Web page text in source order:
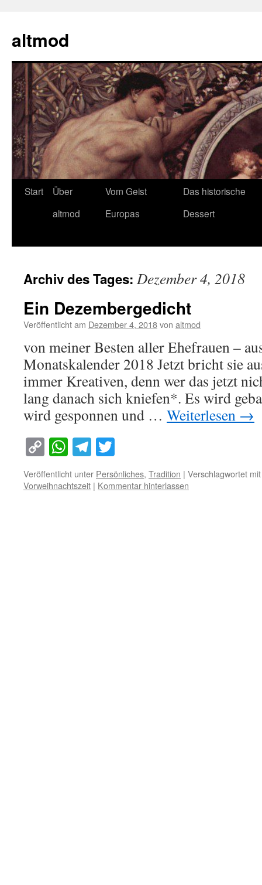
springen
altmod
Start
Über
altmod
Vom Geist
Europas
Das historische
Dessert
Archiv des Tages: Dezember 4, 2018
Ein Dezembergedicht
Veröffentlicht am Dezember 4, 2018von altmod
von meiner Besten aller Ehefrauen –
Monatskalender 2018 Jetzt bricht sie
immer Kreativen, denn wer das jetzt
lang danach sich kniefen*. Es wird
wird gesponnen und … Weiterlesen →
Copy
Link
WhatsApp
Telegram
Veröffentlicht unter Persönliches, Tradition | Verschlagwortet mit
Vorweihnachtszeit | Kommentar hinterlassen